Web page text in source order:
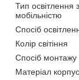
Тип освітлення
мобільністю
Спосіб
Колір світіння
Спосіб монтажу
Матеріал